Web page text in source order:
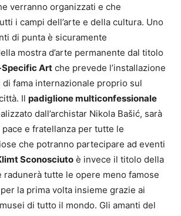
verranno organizzati e che
i campi dell’arte e della cultura. Uno
di punta è sicuramente
mostra d’arte permanente dal titolo
Art che prevede l’installazione
fama internazionale proprio sul
Il padiglione multiconfessionale
dall’archistar Nikola Bašić, sarà
e fratellanza per tutte le
che potranno partecipare ad eventi
Sconosciuto è invece il titolo della
radunerà tutte le opere meno famose
la prima volta insieme grazie ai
di tutto il mondo. Gli amanti del